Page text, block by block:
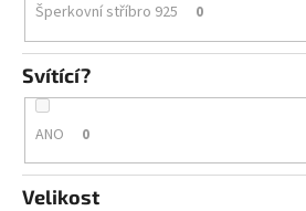
Šperkovní stříbro 925 0
Svítící?
ANO 0
Velikost